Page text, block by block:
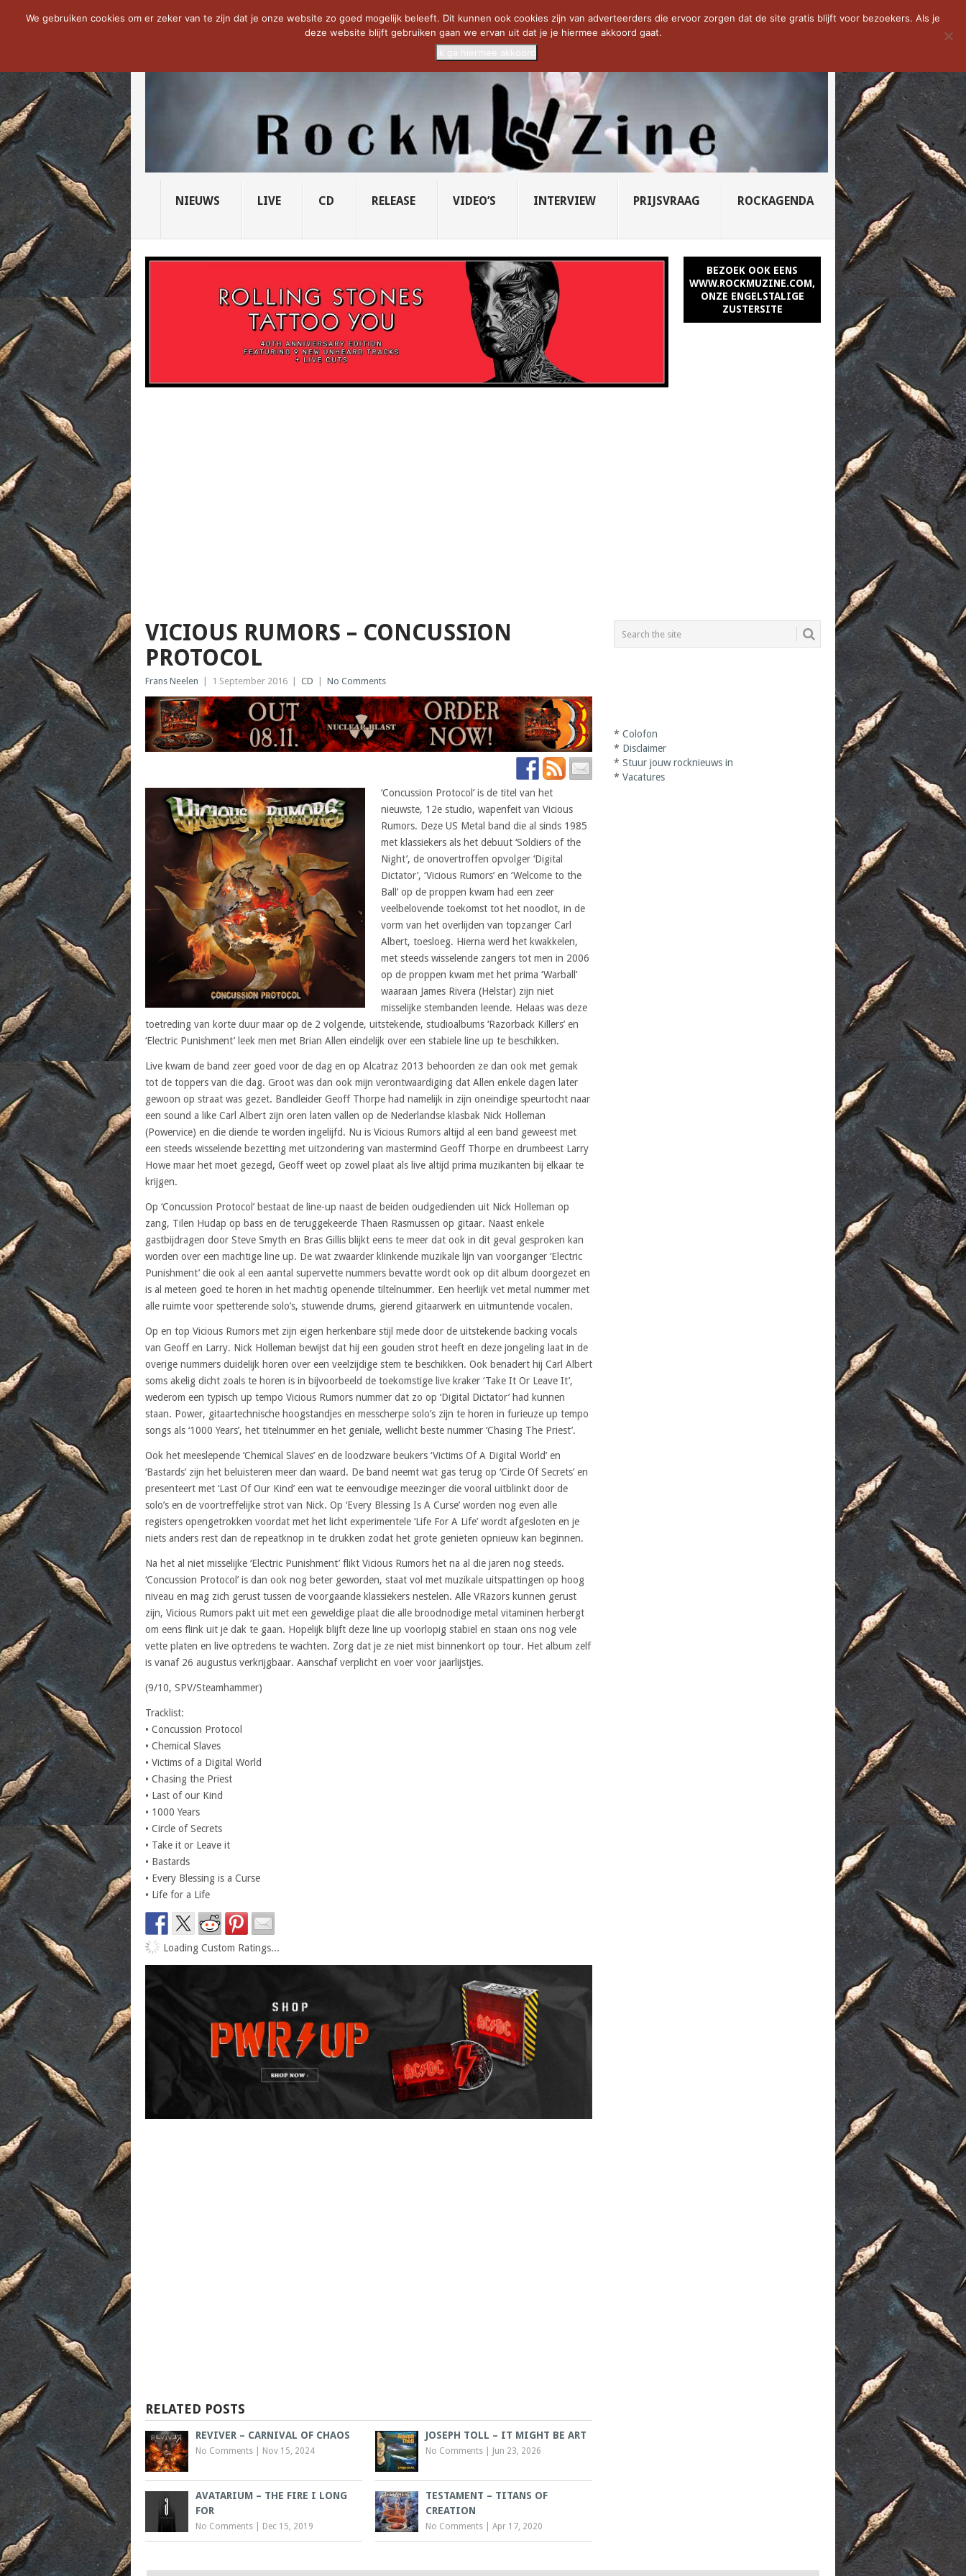
NOW TRENDING: THE VICIOUS HEAD SOCIETY... PRIDE OF LIONS – U... SAVATAGE KOMT TERUG IN 0... CD VAN DE WEEK: SLEEPING...
NIEUWS LIVE CD RELEASE VIDEO’S INTERVIEW PRIJSVRAAG ROCKAGENDA
BEZOEK OOK EENS
WWW.ROCKMUZINE.COM,
ONZE ENGELSTALIGE
ZUSTERSITE
VICIOUS RUMORS – CONCUSSION
PROTOCOL
Frans Neelen 1 September 2016 CD No Comments
‘Concussion Protocol’ is de titel van het
nieuwste, 12e studio, wapenfeit van Vicious
Rumors. Deze US Metal band die al sinds 1985
met klassiekers als het debuut ‘Soldiers of the
Night’, de onovertroffen opvolger ‘Digital
Dictator’, ‘Vicious Rumors’ en ‘Welcome to the
Ball’ op de proppen kwam had een zeer
veelbelovende toekomst tot het noodlot, in de
vorm van het overlijden van topzanger Carl
Albert, toesloeg. Hierna werd het kwakkelen,
met steeds wisselende zangers tot men in 2006
op de proppen kwam met het prima ‘Warball’
waaraan James Rivera (Helstar) zijn niet
misselijke stembanden leende. Helaas was deze
toetreding van korte duur maar op de 2 volgende, uitstekende, studioalbums ‘Razorback Killers’ en
‘Electric Punishment’ leek men met Brian Allen eindelijk over een stabiele line up te beschikken.
Live kwam de band zeer goed voor de dag en op Alcatraz 2013 behoorden ze dan ook met gemak
tot de toppers van die dag. Groot was dan ook mijn verontwaardiging dat Allen enkele dagen later
gewoon op straat was gezet. Bandleider Geoff Thorpe had namelijk in zijn oneindige speurtocht naar
een sound a like Carl Albert zijn oren laten vallen op de Nederlandse klasbak Nick Holleman
(Powervice) en die diende te worden ingelijfd. Nu is Vicious Rumors altijd al een band geweest met
een steeds wisselende bezetting met uitzondering van mastermind Geoff Thorpe en drumbeest Larry
Howe maar het moet gezegd, Geoff weet op zowel plaat als live altijd prima muzikanten bij elkaar te
krijgen.
Op ‘Concussion Protocol’ bestaat de line-up naast de beiden oudgedienden uit Nick Holleman op
zang, Tilen Hudap op bass en de teruggekeerde Thaen Rasmussen op gitaar. Naast enkele
gastbijdragen door Steve Smyth en Bras Gillis blijkt eens te meer dat ook in dit geval gesproken kan
worden over een machtige line up. De wat zwaarder klinkende muzikale lijn van voorganger ‘Electric
Punishment’ die ook al een aantal supervette nummers bevatte wordt ook op dit album doorgezet en
is al meteen goed te horen in het machtig openende tiltelnummer. Een heerlijk vet metal nummer met
alle ruimte voor spetterende solo’s, stuwende drums, gierend gitaarwerk en uitmuntende vocalen.
Op en top Vicious Rumors met zijn eigen herkenbare stijl mede door de uitstekende backing vocals
van Geoff en Larry. Nick Holleman bewijst dat hij een gouden strot heeft en deze jongeling laat in de
overige nummers duidelijk horen over een veelzijdige stem te beschikken. Ook benadert hij Carl Albert
soms akelig dicht zoals te horen is in bijvoorbeeld de toekomstige live kraker ‘Take It Or Leave It’,
wederom een typisch up tempo Vicious Rumors nummer dat zo op ‘Digital Dictator’ had kunnen
staan. Power, gitaartechnische hoogstandjes en messcherpe solo’s zijn te horen in furieuze up tempo
songs als ‘1000 Years’, het titelnummer en het geniale, wellicht beste nummer ‘Chasing The Priest’.
Ook het meeslepende ‘Chemical Slaves’ en de loodzware beukers ‘Victims Of A Digital World’ en
‘Bastards’ zijn het beluisteren meer dan waard. De band neemt wat gas terug op ‘Circle Of Secrets’ en
presenteert met ‘Last Of Our Kind’ een wat te eenvoudige meezinger die vooral uitblinkt door de
solo’s en de voortreffelijke strot van Nick. Op ‘Every Blessing Is A Curse’ worden nog even alle
registers opengetrokken voordat met het licht experimentele ‘Life For A Life’ wordt afgesloten en je
niets anders rest dan de repeatknop in te drukken zodat het grote genieten opnieuw kan beginnen.
Na het al niet misselijke ‘Electric Punishment’ flikt Vicious Rumors het na al die jaren nog steeds.
‘Concussion Protocol’ is dan ook nog beter geworden, staat vol met muzikale uitspattingen op hoog
niveau en mag zich gerust tussen de voorgaande klassiekers nestelen. Alle VRazors kunnen gerust
zijn, Vicious Rumors pakt uit met een geweldige plaat die alle broodnodige metal vitaminen herbergt
om eens flink uit je dak te gaan. Hopelijk blijft deze line up voorlopig stabiel en staan ons nog vele
vette platen en live optredens te wachten. Zorg dat je ze niet mist binnenkort op tour. Het album zelf
is vanaf 26 augustus verkrijgbaar. Aanschaf verplicht en voer voor jaarlijstjes.
(9/10, SPV/Steamhammer)
Tracklist:
• Concussion Protocol
• Chemical Slaves
• Victims of a Digital World
• Chasing the Priest
• Last of our Kind
• 1000 Years
• Circle of Secrets
• Take it or Leave it
• Bastards
• Every Blessing is a Curse
• Life for a Life
Loading Custom Ratings...
RELATED POSTS
REVIVER – CARNIVAL OF CHAOS
No Comments Nov 15, 2024
JOSEPH TOLL – IT MIGHT BE ART
No Comments Jun 23, 2026
AVATARIUM – THE FIRE I LONG
FOR
No Comments Dec 15, 2019
TESTAMENT – TITANS OF
CREATION
No Comments |Apr 17, 2020
*Colofon
* Disclaimer
*Stuur jouw rocknieuws in
*Vacatures
We gebruiken cookies om er zeker van te zijn dat je onze website zo goed mogelijk beleeft. Dit kunnen ook cookies zijn van adverteerders die ervoor zorgen dat de site gratis blijft voor bezoekers. Als je
deze website blijft gebruiken gaan we ervan uit dat je je hiermee akkoord gaat.
Ik ga hiermee akkoord